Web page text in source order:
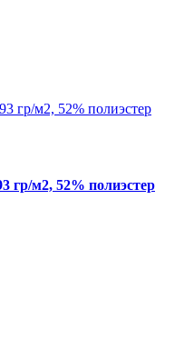
гр/м2, 52% полиэстер